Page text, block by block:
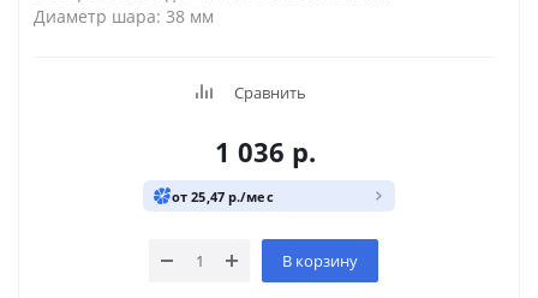
Диаметр шара: 38 мм
Сравнить
1 036 р.
от 25,47 р./мес
В корзину